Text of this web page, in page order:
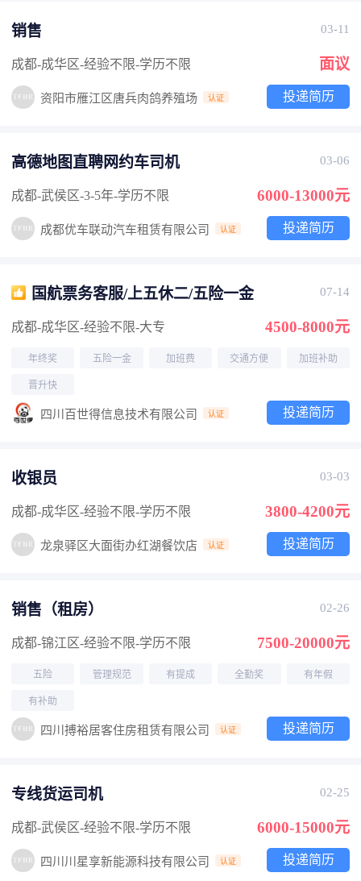
销售 03-11
成都-成华区-经验不限-学历不限 面议
资阳市雁江区唐兵肉鸽养殖场 认证 投递简历
高德地图直聘网约车司机 03-06
成都-武侯区-3-5年-学历不限 6000-13000元
成都优车联动汽车租赁有限公司 认证 投递简历
国航票务客服/上五休二/五险一金 07-14
成都-成华区-经验不限-大专 4500-8000元
年终奖 五险一金 加班费 交通方便 加班补助
晋升快
四川百世得信息技术有限公司 认证 投递简历
收银员 03-03
成都-成华区-经验不限-学历不限 3800-4200元
龙泉驿区大面街办红湖餐饮店 认证 投递简历
销售（租房） 02-26
成都-锦江区-经验不限-学历不限 7500-20000元
五险 管理规范 有提成 全勤奖 有年假
有补助
四川搏裕居客住房租赁有限公司 认证 投递简历
专线货运司机 02-25
成都-武侯区-经验不限-学历不限 6000-15000元
四川川星享新能源科技有限公司 认证 投递简历